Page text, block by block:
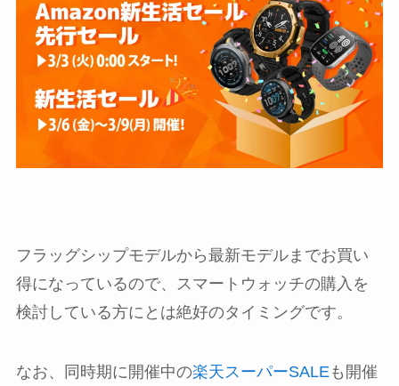
フラッグシップモデルから最新モデルまでお買い
得になっているので、スマートウォッチの購入を
検討している方にとは絶好のタイミングです。
なお、同時期に開催中の楽天スーパーSALEも開催